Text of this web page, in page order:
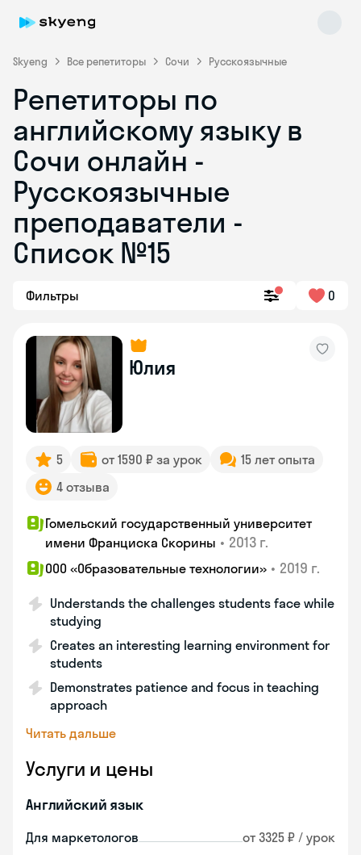
Skyeng Все репетиторы Сочи Русскоязычные
Репетиторы по
английскому языку в
Сочи онлайн -
Русскоязычные
преподаватели -
Список №15
Фильтры 0
Юлия
5 от 1590 ₽ за урок
15 лет опыта
4 отзыва
Гомельский государственный университет
имени Франциска Скорины • 2013 г.
ООО «Образовательные технологии» • 2019 г.
Understands the challenges students face while
studying
Creates an interesting learning environment for
students
Demonstrates patience and focus in teaching
approach
Читать дальше
Услуги и цены
Английский язык
Для маркетологов от 3325 ₽ / урок
online